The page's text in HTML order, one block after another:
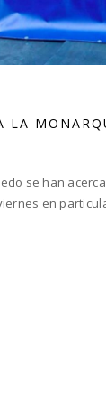
LA
se han
en